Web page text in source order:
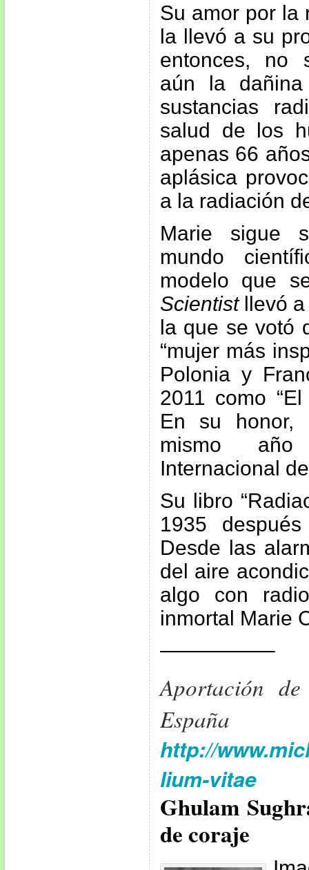
Su amor por la
la llevó a su
entonces, no
aún la
sustancias
salud de los
apenas 66
aplásica
a la radiación
Marie sigue
mundo
modelo que
Scientistllevó a
la que se votó
“mujer más
Polonia y
2011 como
En su honor,
mismo
Internacional
Su libro
1935
Desde las
del aire
algo con
inmortal Marie
—————–
Aportación
España
http://
lium-vitae
Ghulam
de coraje